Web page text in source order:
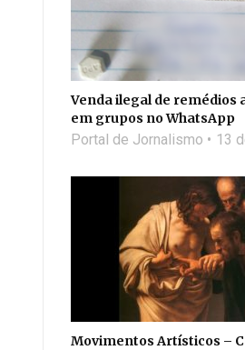
Venda ilegal de remédios
em grupos no WhatsApp
Portal de Jornalismo 13
Movimentos Artísticos –